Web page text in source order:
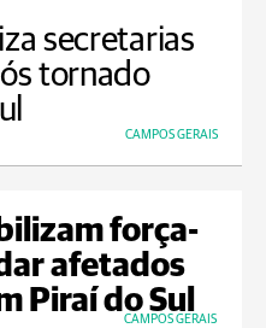
secretarias
tornado
CAMPOS GERAIS
força-
afetados
Piraí do Sul
CAMPOS GERAIS